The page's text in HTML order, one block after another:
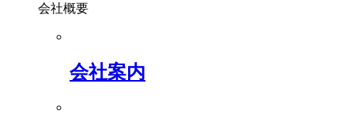
会社概要
会社案内